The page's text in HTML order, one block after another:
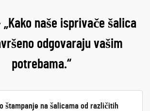
„Kako naše isprivače šalica
odgovaraju vašim
potrebama.“
štampanje na šalicama od različitih